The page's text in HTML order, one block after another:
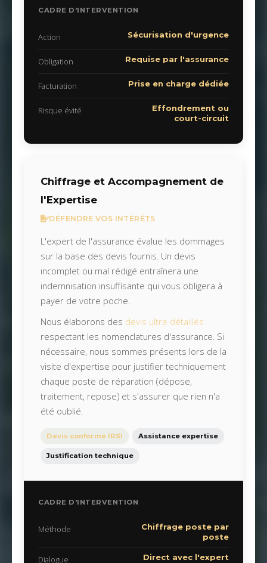
CADRE D'INTERVENTION
Action Sécurisation d'urgence
Obligation Requise par l'assurance
Facturation Prise en charge dédiée
Risque évité
Effondrement ou
court-circuit
Chiffrage et Accompagnement de
l'Expertise
DÉFENDRE VOS INTÉRÊTS
L'expert de l'assurance évalue les dommages
sur la base des devis fournis. Un devis
incomplet ou mal rédigé entraînera une
indemnisation insuffisante qui vous obligera à
payer de votre poche.
Nous élaborons des devis ultra-détaillés
respectant les nomenclatures d'assurance. Si
nécessaire, nous sommes présents lors de la
visite d'expertise pour justifier techniquement
chaque poste de réparation (dépose,
traitement, repose) et s'assurer que rien n'a
été oublié.
Devis conforme IRSI Assistance expertise
Justification technique
CADRE D'INTERVENTION
Méthode
Chiffrage poste par
poste
Dialogue Direct avec l'expert